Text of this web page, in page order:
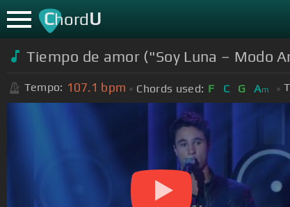
ChordU
Tiempo de amor ("Soy Luna – Modo
Tempo: 107.1 bpm Chords used: F C G Am